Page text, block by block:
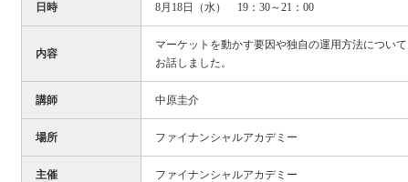
日時 8月18日（水） 19：30～21：00
内容
マーケットを動かす要因や独自の運用方法について
お話しました。
講師 中原圭介
場所 ファイナンシャルアカデミー
主催 ファイナンシャルアカデミー